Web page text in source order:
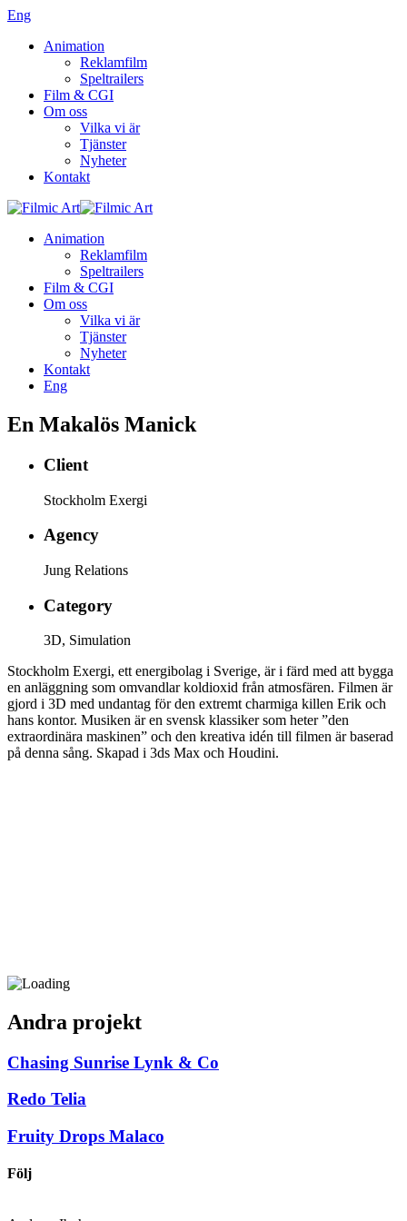
Eng
Animation
Reklamfilm
Speltrailers
Film & CGI
Om oss
Vilka vi är
Tjänster
Nyheter
Kontakt
Animation
Reklamfilm
Speltrailers
Film & CGI
Om oss
Vilka vi är
Tjänster
Nyheter
Kontakt
Eng
En Makalös Manick
Client
Stockholm Exergi
Agency
Jung Relations
Category
3D, Simulation
Stockholm Exergi, ett energibolag i Sverige, är i färd med att bygga
en anläggning som omvandlar koldioxid från atmosfären. Filmen är
gjord i 3D med undantag för den extremt charmiga killen Erik och
hans kontor. Musiken är en svensk klassiker som heter ”den
extraordinära maskinen” och den kreativa idén till filmen är baserad
på denna sång. Skapad i 3ds Max och Houdini.
Andra projekt
Chasing Sunrise Lynk & Co
Redo Telia
Fruity Drops Malaco
Följ